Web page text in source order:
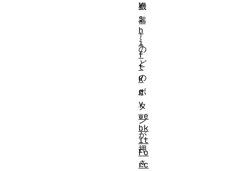
機
器
）
の
ど
の
ボ
タ
ン
が
押
さ
Y
s
h
i
f
t
K
e
y
we
bk
it
Fo
rc